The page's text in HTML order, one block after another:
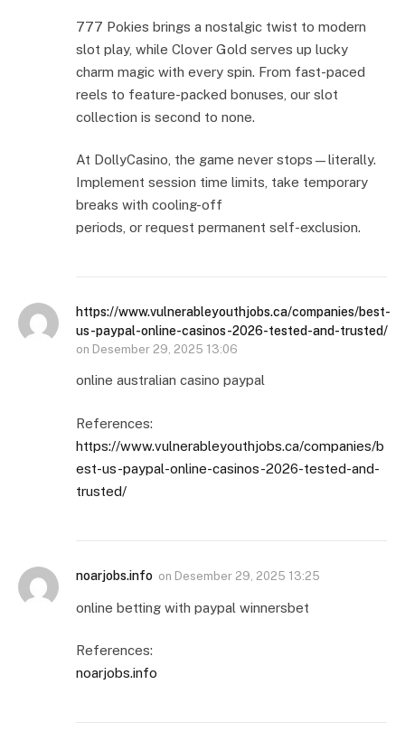
777 Pokies brings a nostalgic twist to modern
slot play, while Clover Gold serves up lucky
charm magic with every spin. From fast-paced
reels to feature-packed bonuses, our slot
collection is second to none.
At DollyCasino, the game never stops—literally.
Implement session time limits, take temporary
breaks with cooling-off
periods, or request permanent self-exclusion.
https://www.vulnerableyouthjobs.ca/companies/best-
us-paypal-online-casinos-2026-tested-and-trusted/
on Desember 29, 2025 13:06
online australian casino paypal
References:
https://www.vulnerableyouthjobs.ca/companies/b
est-us-paypal-online-casinos-2026-tested-and-
trusted/
noarjobs.info on Desember 29, 2025 13:25
online betting with paypal winnersbet
References:
noarjobs.info